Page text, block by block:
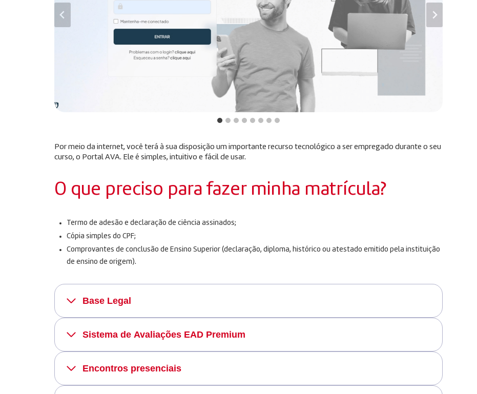
Por meio da internet, você terá à sua disposição um importante recurso tecnológico a ser empregado durante o seu
curso, o Portal AVA. Ele é simples, intuitivo e fácil de usar.
O que preciso para fazer minha matrícula?
Termo de adesão e declaração de ciência assinados;
Cópia simples do CPF;
Comprovantes de conclusão de Ensino Superior (declaração, diploma, histórico ou atestado emitido pela instituição
de ensino de origem).
Base Legal
Sistema de Avaliações EAD Premium
Encontros presenciais